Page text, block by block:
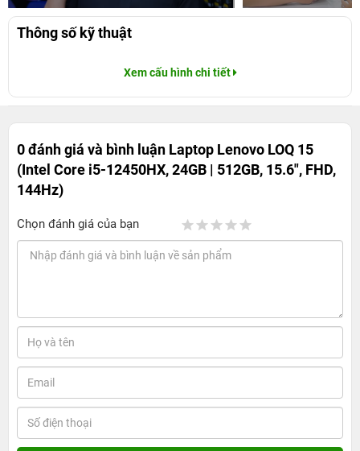
Thông số kỹ thuật
Xem cấu hình chi tiết
0 đánh giá và bình luận Laptop Lenovo LOQ 15
(Intel Core i5-12450HX, 24GB | 512GB, 15.6", FHD,
144Hz)
Chọn đánh giá của bạn